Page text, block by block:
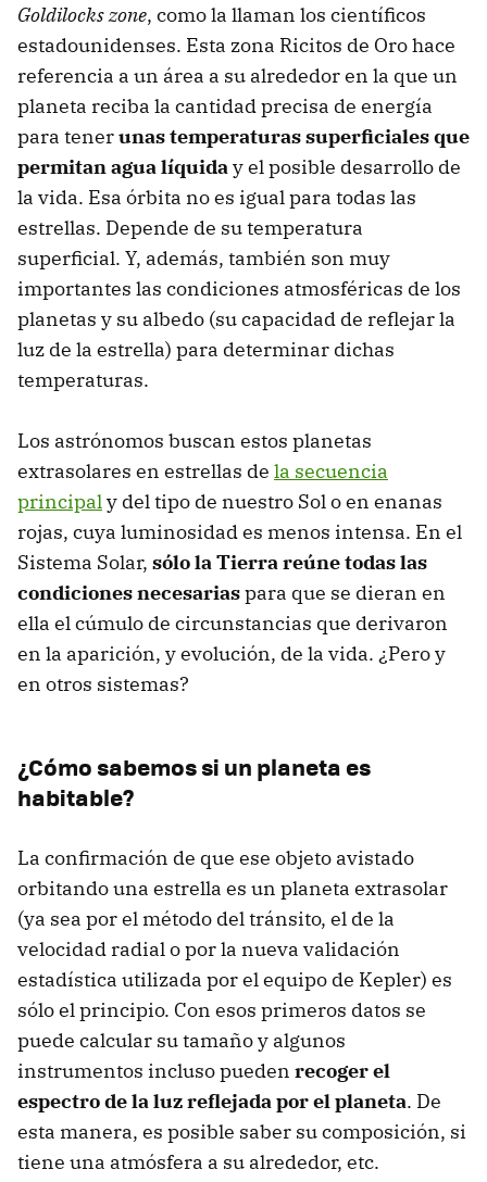
Goldilocks zone, como la llaman los científicos
estadounidenses. Esta zona Ricitos de Oro hace
referencia a un área a su alrededor en la que un
planeta reciba la cantidad precisa de energía
para tenerunas temperaturas superficiales que
permitan agua líquiday el posible desarrollo de
la vida. Esa órbita no es igual para todas las
estrellas. Depende de su temperatura
superficial. Y, además, también son muy
importantes las condiciones atmosféricas de los
planetas y su albedo (su capacidad de reflejar la
luz de la estrella) para determinar dichas
temperaturas.
Los astrónomos buscan estos planetas
extrasolares en estrellas de la secuencia
principaly del tipo de nuestro Sol o en enanas
rojas, cuya luminosidad es menos intensa. En el
Sistema Solar, sólo la Tierra reúne todas las
condiciones necesariaspara que se dieran en
ella el cúmulo de circunstancias que derivaron
en la aparición, y evolución, de la vida. ¿Pero y
en otros sistemas?
¿Cómo sabemos si un planeta es
habitable?
La confirmación de que ese objeto avistado
orbitando una estrella es un planeta extrasolar
(ya sea por el método del tránsito, el de la
velocidad radial o por la nueva validación
estadística utilizada por el equipo de Kepler) es
sólo el principio. Con esos primeros datos se
puede calcular su tamaño y algunos
instrumentos incluso pueden recoger el
espectro de la luz reflejada por el planeta. De
esta manera, es posible saber su composición, si
tiene una atmósfera a su alrededor, etc.